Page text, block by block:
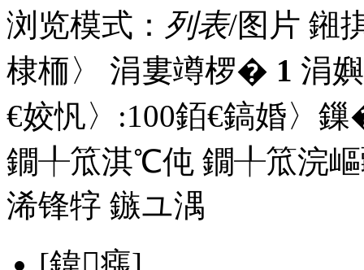
浏览模式： 列表/图片 鎺
棣栭〉 涓婁竴椤� 1 涓
€姣忛〉:100銆€鎬婚〉
鐗╀笟淇℃伅 鐗╀笟浣
浠锋牸 鏃ユ湡